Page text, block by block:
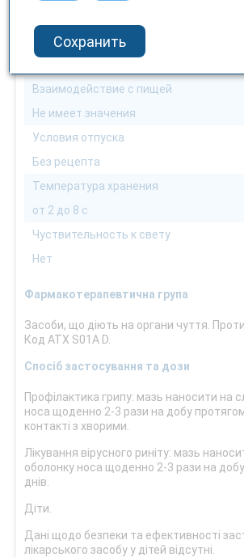
Способ применения
Взаимодействие с пищей
Не имеет значения
Условия отпуска
Без рецепта
Температура хранения
от 2 до 8 с
Чуствительность к свету
Нет
Фармакотерапевтична група
Засоби, що діють на органи чуття.
Код АТХ S01A D.
Спосіб застосування та дози
Профілактика грипу: мазь наносити на
носа щоденно 2-3 рази на добу
контакті з хворими.
Лікування вірусного риніту: мазь
оболонку носа щоденно 2-3 рази на
днів.
Діти.
Дані щодо безпеки та ефективності
лікарського засобу у дітей відсутні.
Сохранить